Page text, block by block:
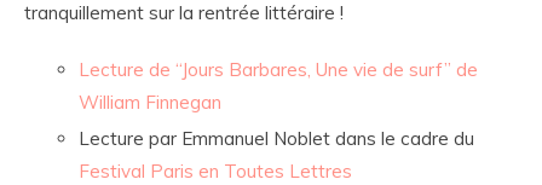
tranquillement sur la rentrée littéraire !
Lecture de “Jours Barbares, Une vie de surf” de
William Finnegan
Lecture par Emmanuel Noblet dans le cadre du
Festival Paris en Toutes Lettres